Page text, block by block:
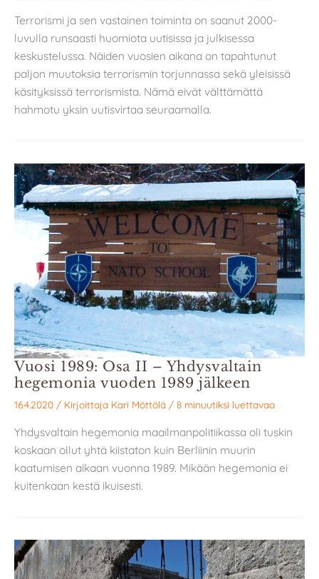
Terrorismi ja sen vastainen toiminta on saanut 2000-
luvulla runsaasti huomiota uutisissa ja julkisessa
keskustelussa. Näiden vuosien aikana on tapahtunut
paljon muutoksia terrorismin torjunnassa sekä yleisissä
käsityksissä terrorismista. Nämä eivät välttämättä
hahmotu yksin uutisvirtaa seuraamalla.
Vuosi 1989: Osa II – Yhdysvaltain
hegemonia vuoden 1989 jälkeen
16.4.2020 / Kirjoittaja Kari Möttölä / 8 minuutiksi luettavaa
Yhdysvaltain hegemonia maailmanpolitiikassa oli tuskin
koskaan ollut yhtä kiistaton kuin Berliinin muurin
kaatumisen aikaan vuonna 1989. Mikään hegemonia ei
kuitenkaan kestä ikuisesti.